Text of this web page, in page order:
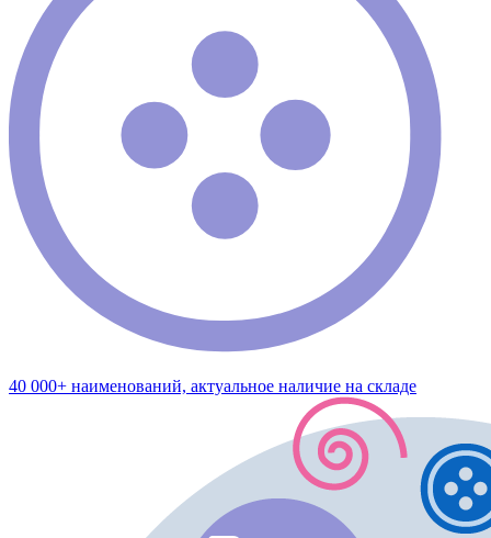
40 000+ наименований, актуальное наличие на складе